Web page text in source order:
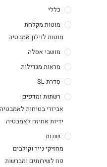
כללי
מוטות מקלחת
מוטות לוילון אמבטיה
מושבי אסלה
מראות מגדילות
סדרת SL
רשתות ומדפים
אביזרי בטיחות לאמבטיה
ידיות אחיזה לאמבטיה
שונות
מחזיקי נייר וקולבים
פח לשירותים ומברשות